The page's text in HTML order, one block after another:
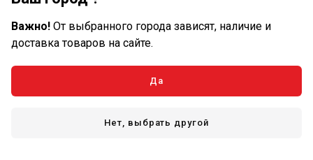
Важно! От выбранного города зависят, наличие и
доставка товаров на сайте.
Да
Нет, выбрать другой